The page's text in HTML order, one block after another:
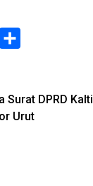
Messenger
Surat DPRD
Urut